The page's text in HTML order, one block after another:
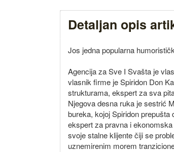
Detaljan opis
Jos jedna popularna
Agencija za Sve I Svašta je
vlasnik firme je Spiridon Don
strukturama, ekspert za sva
Njegova desna ruka je sestrić
bureka, kojoj Spiridon
ekspert za pravna i
svoje stalne klijente čiji se
uznemirenim morem